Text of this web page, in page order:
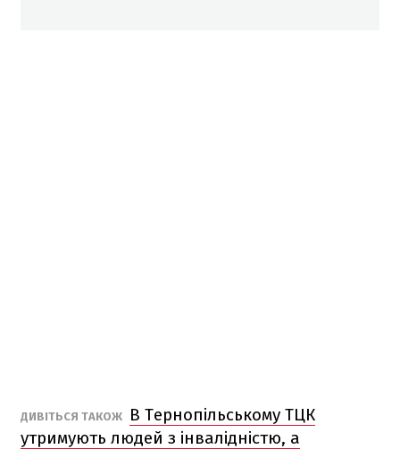
ДИВІТЬСЯ ТАКОЖ
В Тернопільському ТЦК
утримують людей з інвалідністю, а